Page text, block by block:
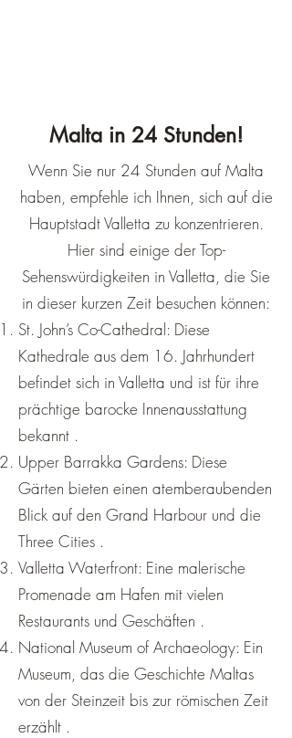
Malta in 24 Stunden!
Wenn Sie nur 24 Stunden auf Malta
haben, empfehle ich Ihnen, sich auf die
Hauptstadt Valletta zu konzentrieren.
Hier sind einige der Top-
Sehenswürdigkeiten in Valletta, die Sie
in dieser kurzen Zeit besuchen können:
St. John’s Co-Cathedral: Diese
Kathedrale aus dem 16. Jahrhundert
befindet sich in Valletta und ist für ihre
prächtige barocke Innenausstattung
bekannt .
Upper Barrakka Gardens: Diese
Gärten bieten einen atemberaubenden
Blick auf den Grand Harbour und die
Three Cities .
Valletta Waterfront: Eine malerische
Promenade am Hafen mit vielen
Restaurants und Geschäften .
National Museum of Archaeology: Ein
Museum, das die Geschichte Maltas
von der Steinzeit bis zur römischen Zeit
erzählt .